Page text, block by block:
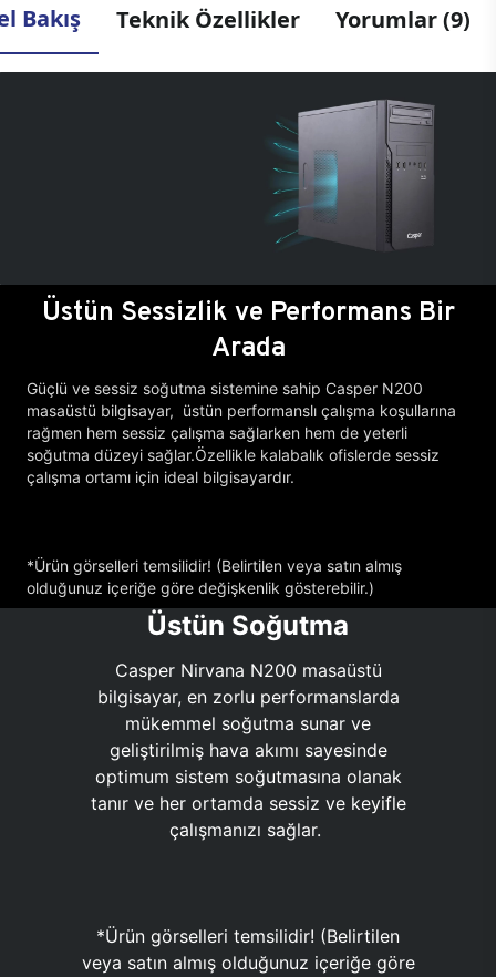
Bakış Teknik Özellikler Yorumlar (9)
Üstün Sessizlik ve Performans Bir
Arada
Güçlü ve sessiz soğutma sistemine sahip Casper N200
masaüstü bilgisayar, üstün performanslı çalışma koşullarına
rağmen hem sessiz çalışma sağlarken hem de yeterli
soğutma düzeyi sağlar.Özellikle kalabalık ofislerde sessiz
çalışma ortamı için ideal bilgisayardır.
*Ürün görselleri temsilidir! (Belirtilen veya satın almış
olduğunuz içeriğe göre değişkenlik gösterebilir.)
Üstün Soğutma
Casper Nirvana N200 masaüstü
bilgisayar, en zorlu performanslarda
mükemmel soğutma sunar ve
geliştirilmiş hava akımı sayesinde
optimum sistem soğutmasına olanak
tanır ve her ortamda sessiz ve keyifle
çalışmanızı sağlar.
*Ürün görselleri temsilidir! (Belirtilen
veya satın almış olduğunuz içeriğe göre